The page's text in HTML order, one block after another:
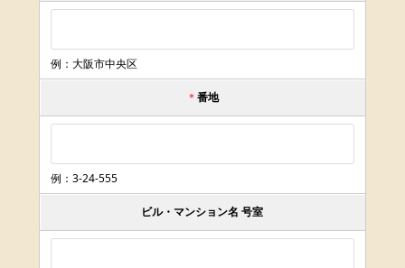
例：大阪市中央区
＊番地
例：3-24-555
ビル・マンション名 号室